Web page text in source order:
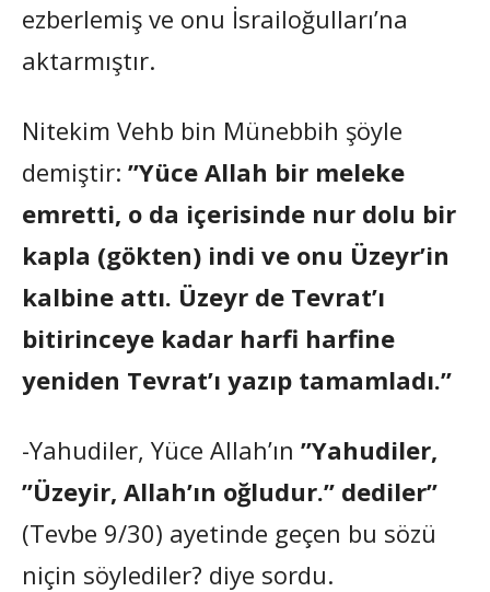
ezberlemiş ve onu İsrailoğulları’na
aktarmıştır.
Nitekim Vehb bin Münebbih şöyle
demiştir: ”Yüce Allah bir meleke
emretti, o da içerisinde nur dolu bir
kapla (gökten) indi ve onu Üzeyr’in
kalbine attı. Üzeyr de Tevrat’ı
bitirinceye kadar harfi harfine
yeniden Tevrat’ı yazıp tamamladı.”
-Yahudiler, Yüce Allah’ın ”Yahudiler,
”Üzeyir, Allah’ın oğludur.” dediler”
(Tevbe 9/30) ayetinde geçen bu sözü
niçin söylediler? diye sordu.